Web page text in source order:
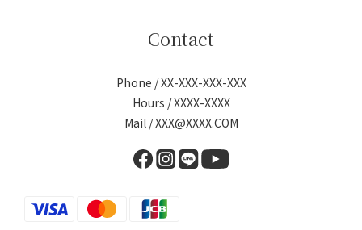
Contact
Phone / XX-XXX-XXX-XXX
Hours / XXXX-XXXX
Mail / XXX@XXXX.COM